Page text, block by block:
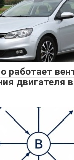
работает
двигателя